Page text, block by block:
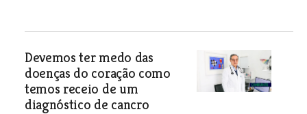
Devemos ter medo das
doenças do coração como
temos receio de um
diagnóstico de cancro